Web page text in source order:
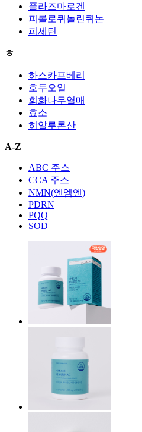
플라즈마로겐
피롤로퀴놀린퀴논
피세틴
ㅎ
하스카프베리
호두오일
회화나무열매
효소
히알루론산
A-Z
ABC 주스
CCA 주스
NMN(엔엠엔)
PDRN
PQQ
SOD